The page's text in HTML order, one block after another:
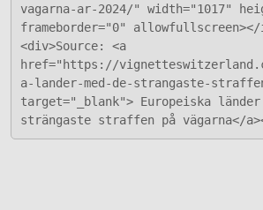
vagarna-ar-2024/" width="1017"
frameborder="0" allowfullscreen></
<div>Source: <a
href="https://
a-lander-med-de-strangaste-
target="_blank"> Europeiska länder
strängaste straffen på vägarna</